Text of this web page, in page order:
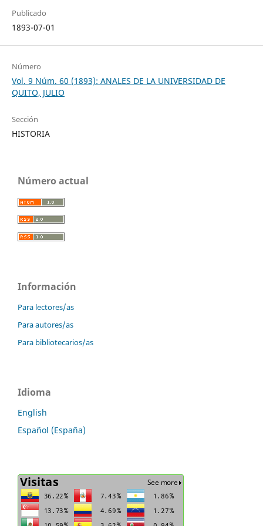
Publicado
1893-07-01
Número
Vol. 9 Núm. 60 (1893): ANALES DE LA UNIVERSIDAD DE
QUITO, JULIO
Sección
HISTORIA
Número actual
Información
Para lectores/as
Para autores/as
Para bibliotecarios/as
Idioma
English
Español (España)